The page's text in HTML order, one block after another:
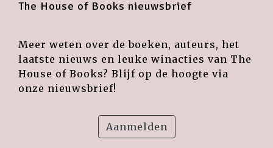
The House of Books nieuwsbrief
Meer weten over de boeken, auteurs, het
laatste nieuws en leuke winacties van The
House of Books? Blijf op de hoogte via
onze nieuwsbrief!
Aanmelden